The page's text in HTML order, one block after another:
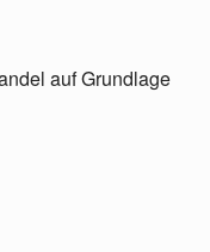
auf Grundlage